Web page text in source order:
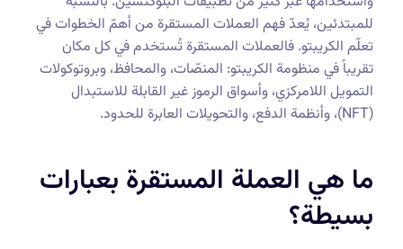
للمبتدئين، يُعدّ فهم العملات المستقرة من أهمّ الخطوات في
تعلّم الكريبتو. فالعملات المستقرة تُستخدم في كل مكان
تقريباً في منظومة الكريبتو: المنصّات، والمحافظ، وبروتوكولات
التمويل اللامركزي، وأسواق الرموز غير القابلة للاستبدال
(NFT)، وأنظمة الدفع، والتحويلات العابرة للحدود.
ما هي العملة المستقرة بعبارات
بسيطة؟